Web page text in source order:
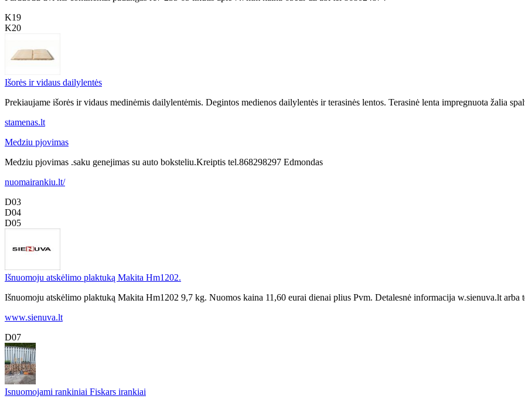
K19
K20
Išorės ir vidaus dailylentės
Prekiaujame išorės ir vidaus medinėmis dailylentėmis. Degintos medienos dailylentės ir terasinės lentos. Terasinė lenta impregnuota žalia
stamenas.lt
Medziu pjovimas
Medziu pjovimas .saku genejimas su auto boksteliu.Kreiptis tel.868298297 Edmondas
nuomairankiu.lt/
D03
D04
D05
Išnuomoju atskėlimo plaktuką Makita Hm1202.
Išnuomoju atskėlimo plaktuką Makita Hm1202 9,7 kg. Nuomos kaina 11,60 eurai dienai plius Pvm. Detalesnė informacija w.sienuva.lt arba
www.sienuva.lt
D07
Isnuomojami rankiniai Fiskars irankiai